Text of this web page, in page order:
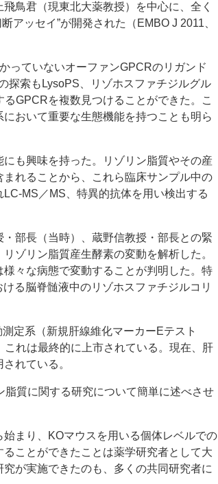
鳥君（現東北大薬教授）を中心に、全く
アッセイ”が開発された（EMBO J 2011、
っていないオーファンGPCRのリガンド
探索もLysoPS、リゾホスファチジルグル
GPCRを複数見つけることができた。こ
おいて重要な生態機能を持つことも明ら
も興味を持った。リゾリン脂質やその産
れることから、これら臨床サンプル中の
MS／MS、特異的抗体を用い検出する
部長（当時）、蔵野信教授・部長との緊
ゾリン脂質産生酵素の変動を解析した。
々な病態で変動することが判明した。特
る脳脊髄液中のリゾホスファチジルコリ
定系（新規肝線維化マーカーEテスト
これは最終的に上市されている。現在、肝
れている。
質に関する研究について簡単に述べさせ
まり、KOマウスを用いる個体レベルでの
ことができたことは薬学研究者として大
が実施できたのも、多くの共同研究者に